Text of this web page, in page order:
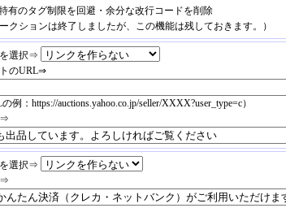
有のタグ制限を回避・余分な改行コードを削除
ークションは終了しましたが、この機能は残しておきます。）
選択⇒
のURL⇒
：https://auctions.yahoo.co.jp/seller/XXXX?user_type=c）
⇒
選択⇒
⇒